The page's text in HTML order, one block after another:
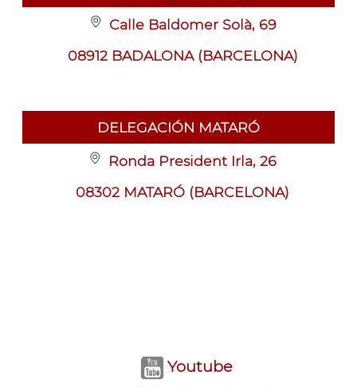
Calle Baldomer Solà, 69
08912 BADALONA (BARCELONA)
DELEGACIÓN MATARÓ
Ronda President Irla, 26
08302 MATARÓ (BARCELONA)
Youtube